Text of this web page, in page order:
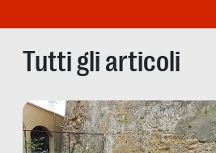
Tutti gli articoli